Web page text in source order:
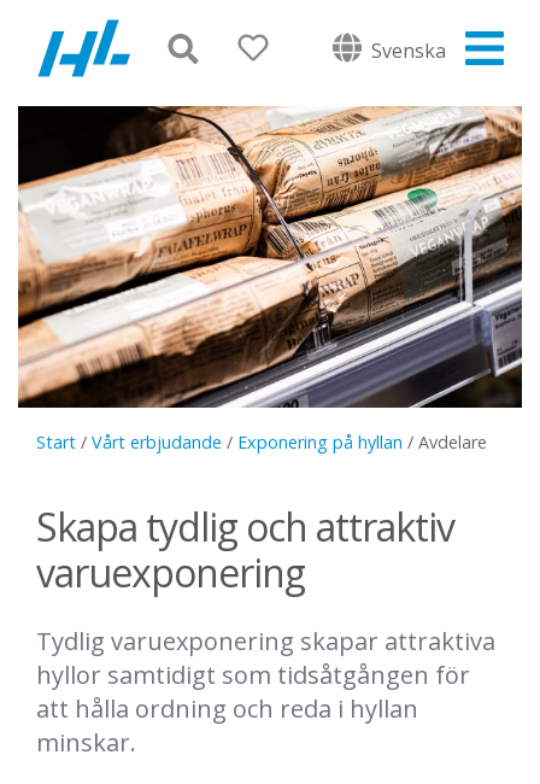
Svenska
Start / Vårt erbjudande / Exponering på hyllan / Avdelare
Skapa tydlig och attraktiv
varuexponering
Tydlig varuexponering skapar attraktiva
hyllor samtidigt som tidsåtgången för
att hålla ordning och reda i hyllan
minskar.